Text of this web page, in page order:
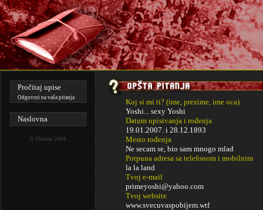
Pročitaj upise
Odgovori na vaša pitanja
Naslovna
© Dachaz2004.
Koj si mi ti? (ime, prezime, ime oca)
Yoshi... sexy Yoshi
Datum upisivanja i rođenja
19.01.2007. i 28.12.1893
Mesto rođenja
Ne secam se, bio sam mnogo mlad
Potpuna adresa sa telefonom i mobilnim
la la land
Tvoj e-mail
primeyoshi@yahoo.com
Tvoj website
www.svecuvaspobijem.wtf